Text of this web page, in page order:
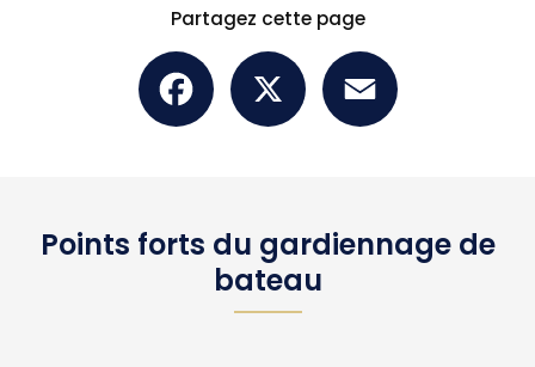
Partagez cette page
Facebook
Points forts du gardiennage de
bateau